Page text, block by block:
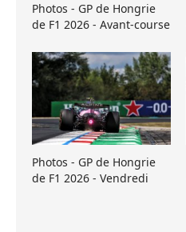
Photos - GP de Hongrie
de F1 2026 - Avant-course
Photos - GP de Hongrie
de F1 2026 - Vendredi